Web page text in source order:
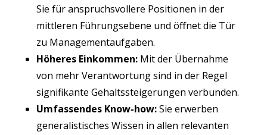
Sie für anspruchs­vol­le­re Posi­tio­nen in der
mitt­le­ren Füh­rungs­ebe­ne und öff­net die Tür
zu Managementaufgaben.
Höhe­res Ein­kom­men:Mit der Über­nah­me
von mehr Ver­ant­wor­tung sind in der Regel
signi­fi­kan­te Gehalts­stei­ge­run­gen verbunden.
Umfas­sen­des Know-how:Sie erwer­ben
gene­ra­lis­ti­sches Wis­sen in allen rele­van­ten